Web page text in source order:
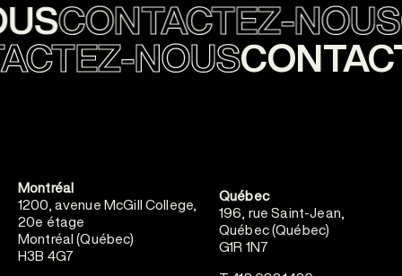
CONTACTEZ-NOUS
NOUS
Montréal
1200, avenue McGill College,
20e étage
Montréal (Québec)
H3B 4G7
Québec
196, rue Saint-Jean,
Québec (Québec)
G1R 1N7